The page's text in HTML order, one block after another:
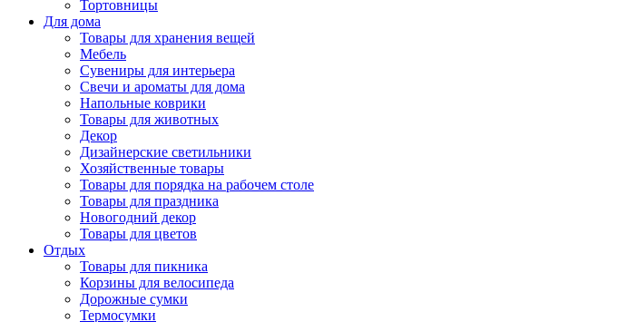
Тортовницы
Для дома
Товары для хранения вещей
Мебель
Сувениры для интерьера
Свечи и ароматы для дома
Напольные коврики
Товары для животных
Декор
Дизайнерские светильники
Хозяйственные товары
Товары для порядка на рабочем столе
Товары для праздника
Новогодний декор
Товары для цветов
Отдых
Товары для пикника
Корзины для велосипеда
Дорожные сумки
Термосумки